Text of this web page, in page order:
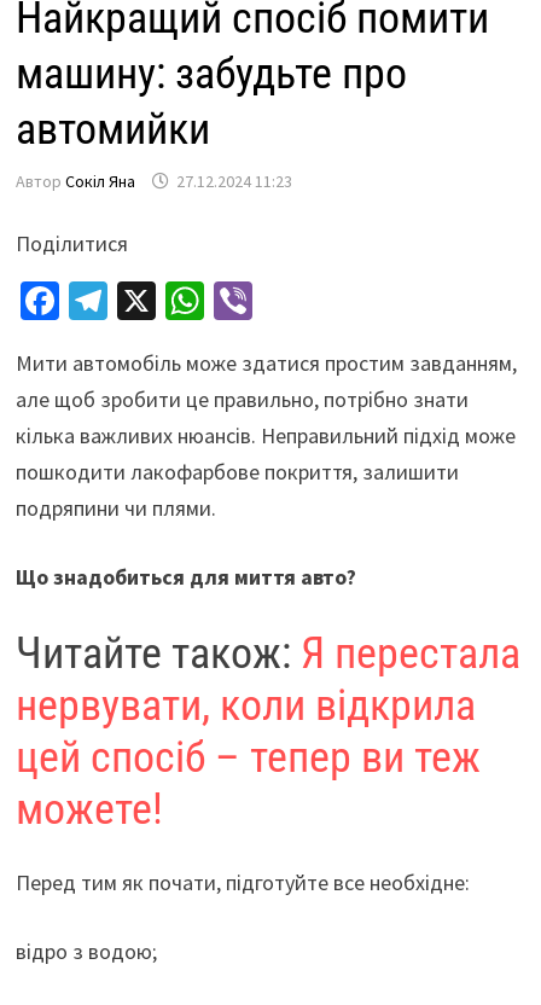
Найкращий спосіб помити
машину: забудьте про
автомийки
Автор Сокіл Яна 27.12.2024 11:23
Поділитися
Fa
b
o
o
k
Te
gr
a
m
X W
at
sA
p
p
Vi
er
Мити автомобіль може здатися простим завданням,
але щоб зробити це правильно, потрібно знати
кілька важливих нюансів. Неправильний підхід може
пошкодити лакофарбове покриття, залишити
подряпини чи плями.
Що знадобиться для миття авто?
Читайте також: Я перестала
нервувати, коли відкрила
цей спосіб – тепер ви теж
можете!
Перед тим як почати, підготуйте все необхідне:
відро з водою;